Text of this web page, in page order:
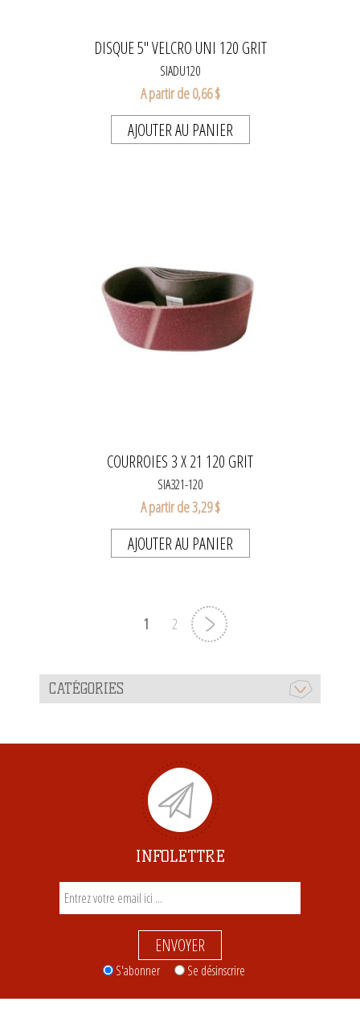
DISQUE 5" VELCRO UNI 120 GRIT
SIADU120
A partir de 0,66 $
AJOUTER AU PANIER
COURROIES 3 X 21 120 GRIT
SIA321-120
A partir de 3,29 $
AJOUTER AU PANIER
1 2
CATÉGORIES
INFOLETTRE
ENVOYER
S'abonner Se désinscrire